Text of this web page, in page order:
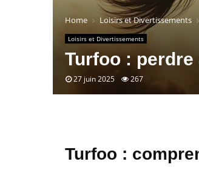
Home Loisirs et Divertissements
Loisirs et Divertissements
Turfoo : perdre
27 juin 2025 267
Turfoo :